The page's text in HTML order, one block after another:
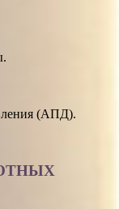
(АПД).